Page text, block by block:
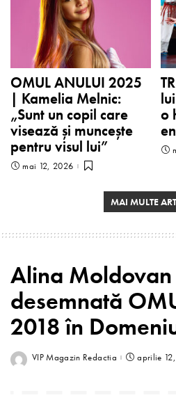
OMUL ANULUI 2025
| Kamelia Melnic:
„Sunt un copil care
visează și muncește
pentru visul lui”
mai 12, 2026
o
MAI MULTE
Alina
desemnată
2018 în
VIP Magazin Redactia aprilie